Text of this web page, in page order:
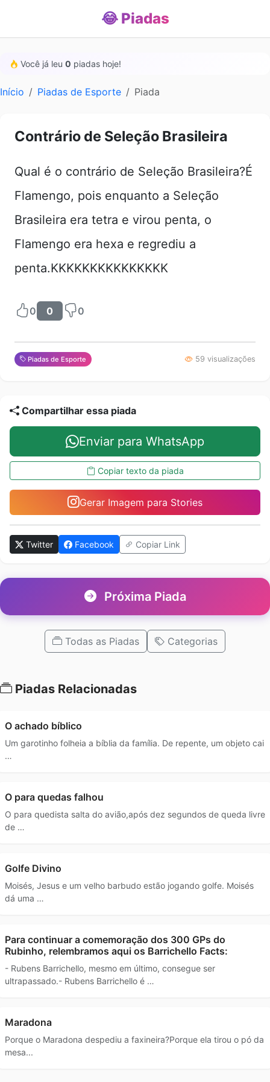
😂 Piadas
Você já leu 0 piadas hoje!
Início Piadas de Esporte Piada
Contrário de Seleção Brasileira
Qual é o contrário de Seleção Brasileira?É
Flamengo, pois enquanto a Seleção
Brasileira era tetra e virou penta, o
Flamengo era hexa e regrediu a
penta.KKKKKKKKKKKKKKK
0 0 0
Piadas de Esporte 59 visualizações
Compartilhar essa piada
Enviar para WhatsApp
Copiar texto da piada
Gerar Imagem para Stories
Twitter Facebook Copiar Link
Próxima Piada
Todas as Piadas Categorias
Piadas Relacionadas
O achado bíblico
Um garotinho folheia a bíblia da família. De repente, um objeto cai
…
O para quedas falhou
O para quedista salta do avião,após dez segundos de queda livre
de …
Golfe Divino
Moisés, Jesus e um velho barbudo estão jogando golfe. Moisés
dá uma …
Para continuar a comemoração dos 300 GPs do
Rubinho, relembramos aqui os Barrichello Facts:
- Rubens Barrichello, mesmo em último, consegue ser
ultrapassado.- Rubens Barrichello é …
Maradona
Porque o Maradona despediu a faxineira?Porque ela tirou o pó da
mesa...